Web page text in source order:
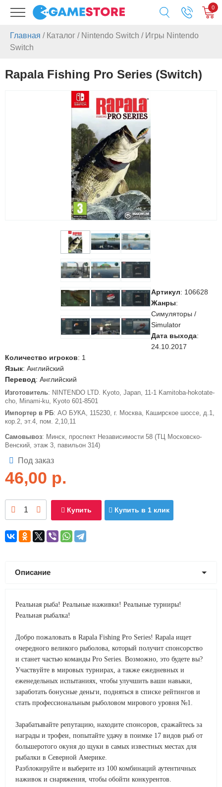
0
Главная / Каталог / Nintendo Switch / Игры Nintendo
Switch
Rapala Fishing Pro Series (Switch)
Артикул: 106628
Жанры:
Симуляторы /
Simulator
Дата выхода:
24.10.2017
Количество игроков: 1
Язык: Английский
Перевод: Английский
Изготовитель: NINTENDO LTD. Kyoto, Japan, 11-1 Kamitoba-hokotate-
cho, Minami-ku, Kyoto 601-8501
Импортер в РБ: АО БУКА, 115230, г. Москва, Каширское шоссе, д.1,
кор.2, эт.4, пом. 2,10,11
Самовывоз: Минск, проспект Независимости 58 (ТЦ Московско-
Венский, этаж 3, павильон 314)
Под заказ
46,00 р.
Купить Купить в 1 клик
Описание
Реальная рыба! Реальные наживки! Реальные турниры!
Реальная рыбалка!
Добро пожаловать в Rapala Fishing Pro Series! Rapala ищет
очередного великого рыболова, который получит спонсорство
и станет частью команды Pro Series. Возможно, это будете вы?
Участвуйте в мировых турнирах, а также ежедневных и
еженедельных испытаниях, чтобы улучшить ваши навыки,
заработать бонусные деньги, подняться в списке рейтингов и
стать профессиональным рыболовом мирового уровня №1.
Зарабатывайте репутацию, находите спонсоров, сражайтесь за
награды и трофеи, попытайте удачу в поимке 17 видов рыб от
большеротого окуня до щуки в самых известных местах для
рыбалки в Северной Америке.
Разблокируйте и выберите из 100 комбинаций аутентичных
наживок и снаряжения, чтобы обойти конкурентов.